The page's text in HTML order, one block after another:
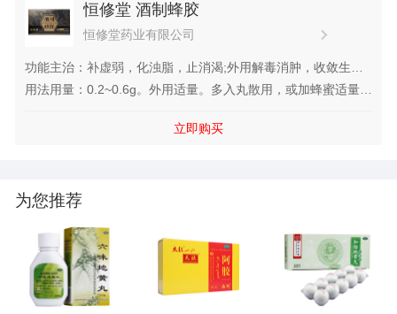
恒修堂 酒制蜂胶
恒修堂药业有限公司
功能主治：补虚弱，化浊脂，止消渴;外用解毒消肿，收敛生
肌。用于体虚早衰，高脂血症,消渴;外治皮肤皲裂，烧烫伤。
用法用量：0.2~0.6g。外用适量。多入丸散用，或加蜂蜜适量冲
立即购买
为您推荐